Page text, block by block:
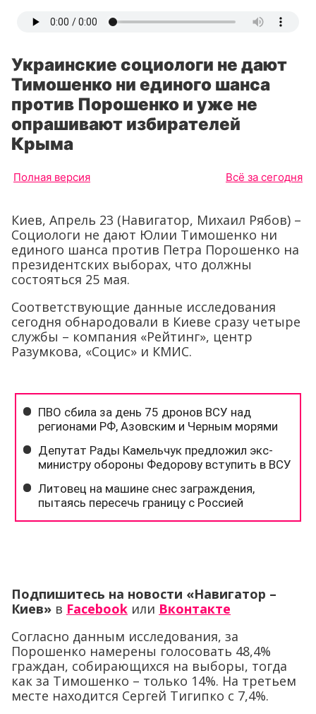
Украинские социологи не дают
Тимошенко ни единого шанса
против Порошенко и уже не
опрашивают избирателей
Крыма
Полная версия Всё за сегодня
Киев, Апрель 23 (Навигатор, Михаил Рябов) –
Социологи не дают Юлии Тимошенко ни
единого шанса против Петра Порошенко на
президентских выборах, что должны
состояться 25 мая.
Соответствующие данные исследования
сегодня обнародовали в Киеве сразу четыре
службы – компания «Рейтинг», центр
Разумкова, «Социс» и КМИС.
Подпишитесь на новости «Навигатор –
Киев» в Facebook или Вконтакте
Согласно данным исследования, за
Порошенко намерены голосовать 48,4%
граждан, собирающихся на выборы, тогда
как за Тимошенко – только 14%. На третьем
месте находится Сергей Тигипко с 7,4%.